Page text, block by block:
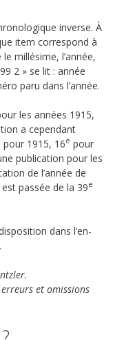
inverse. À
item correspond à
millésime, l’année,
2 » se lit : année
paru dans l’année.
les années 1915,
a cependant
pour 1915, 16e pour
publication pour les
de l’année de
passée de la 39e
dans l’en-
et omissions